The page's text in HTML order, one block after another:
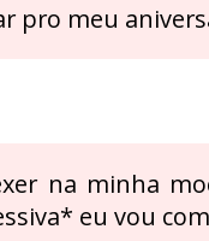
pro meu
na minha
eu vou